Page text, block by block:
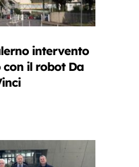
intervento
il robot Da